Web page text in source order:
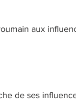
aux
de ses